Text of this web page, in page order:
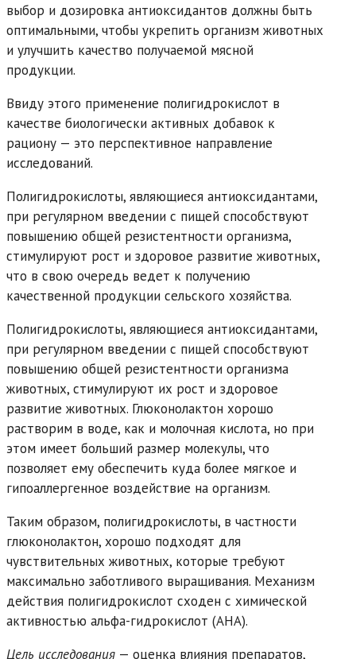
выбор и дозировка антиоксидантов должны быть
оптимальными, чтобы укрепить организм животных
и улучшить качество получаемой мясной
продукции.
Ввиду этого применение полигидрокислот в
качестве биологически активных добавок к
рациону — это перспективное направление
исследований.
Полигидрокислоты, являющиеся антиоксидантами,
при регулярном введении с пищей способствуют
повышению общей резистентности организма,
стимулируют рост и здоровое развитие животных,
что в свою очередь ведет к получению
качественной продукции сельского хозяйства.
Полигидрокислоты, являющиеся антиоксидантами,
при регулярном введении с пищей способствуют
повышению общей резистентности организма
животных, стимулируют их рост и здоровое
развитие животных. Глюконолактон хорошо
растворим в воде, как и молочная кислота, но при
этом имеет больший размер молекулы, что
позволяет ему обеспечить куда более мягкое и
гипоаллергенное воздействие на организм.
Таким образом, полигидрокислоты, в частности
глюконолактон, хорошо подходят для
чувствительных животных, которые требуют
максимально заботливого выращивания. Механизм
действия полигидрокислот сходен с химической
активностью альфа-гидрокислот (AHA).
Цель исследования — оценка влияния препаратов,